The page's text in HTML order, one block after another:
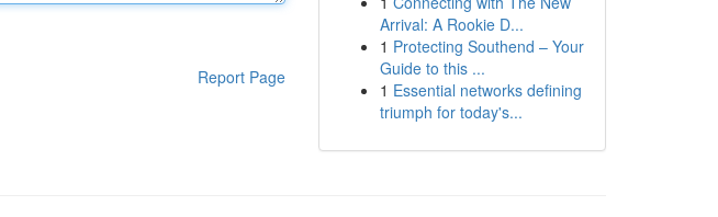
Report Page
Arrival: A Rookie D...
1 Protecting Southend – Your
Guide to this ...
1 Essential networks defining
triumph for today's...